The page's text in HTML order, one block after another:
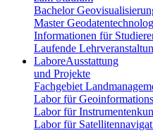
Bachelor
Master
Informationen für
Laufende
LaboreAusstattung
und Projekte
Fachgebiet
Labor für
Labor für
Labor für